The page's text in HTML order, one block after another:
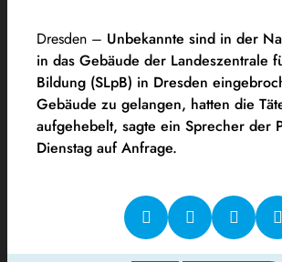
Dresden – Unbekannte sind in der
in das Gebäude der Landeszentrale
Bildung (SLpB) in Dresden
Gebäude zu gelangen, hatten die
aufgehebelt, sagte ein Sprecher der
Dienstag auf Anfrage.